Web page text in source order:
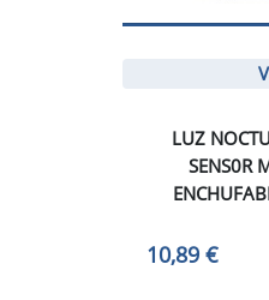
LUZ
SENS0R
10,89 €